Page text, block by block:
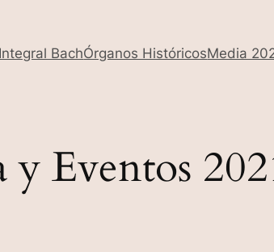
Integral BachÓrganos HistóricosMedia
y Eventos